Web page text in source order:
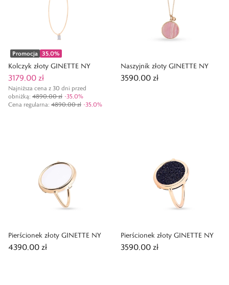
Promocja 35,0%
Kolczyk złoty GINETTE NY
3179,00 zł
Najniższa cena z 30 dni przed
obniżką: 4890,00 zł -35,0%
Cena regularna: 4890,00 zł -35,0%
Naszyjnik złoty GINETTE NY
3590,00 zł
Pierścionek złoty GINETTE NY
4390,00 zł
Pierścionek złoty GINETTE NY
3590,00 zł